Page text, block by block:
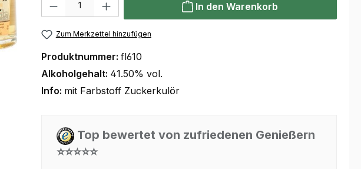
In den Warenkorb
Zum Merkzettel hinzufügen
Produktnummer: fl610
Alkoholgehalt: 41.50% vol.
Info: mit Farbstoff Zuckerkulör
Top bewertet von zufriedenen Genießern
⭐⭐⭐⭐⭐